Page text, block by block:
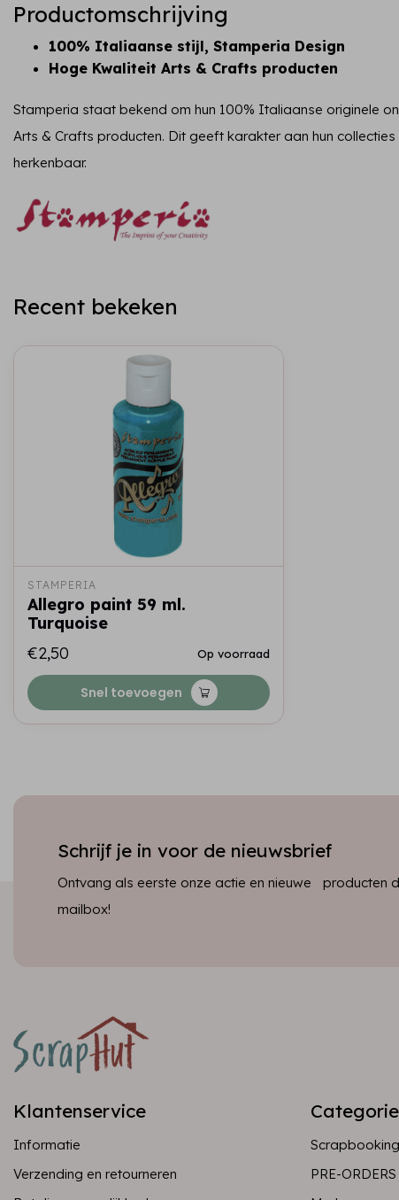
Productomschrijving
100% Italiaanse stijl, Stamperia Design
Hoge Kwaliteit Arts & Crafts producten
Stamperia staat bekend om hun 100% Italiaanse originele
Arts & Crafts producten. Dit geeft karakter aan hun
herkenbaar.
Recent bekeken
STAMPERIA
Allegro paint 59 ml.
Turquoise
€2,50
Op voorraad
Snel toevoegen
Schrijf je in voor de nieuwsbrief
Ontvang als eerste onze actie en nieuwe producten
mailbox!
Klantenservice
Informatie
Verzending en retourneren
Scrapbooking
PRE-ORDERS